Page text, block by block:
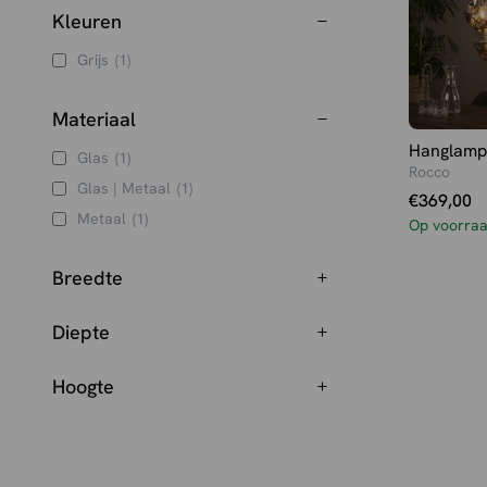
Kleuren
Grijs (1)
Materiaal
Glas (1)
Glas | Metaal (1)
Metaal (1)
Breedte
Diepte
Hoogte
Hanglamp
Rocco
€369,00
Op